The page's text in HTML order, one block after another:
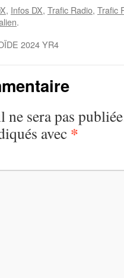
, Infos DX, Trafic Radio, Trafic
.
2024 YR4
ne sera pas
avec *